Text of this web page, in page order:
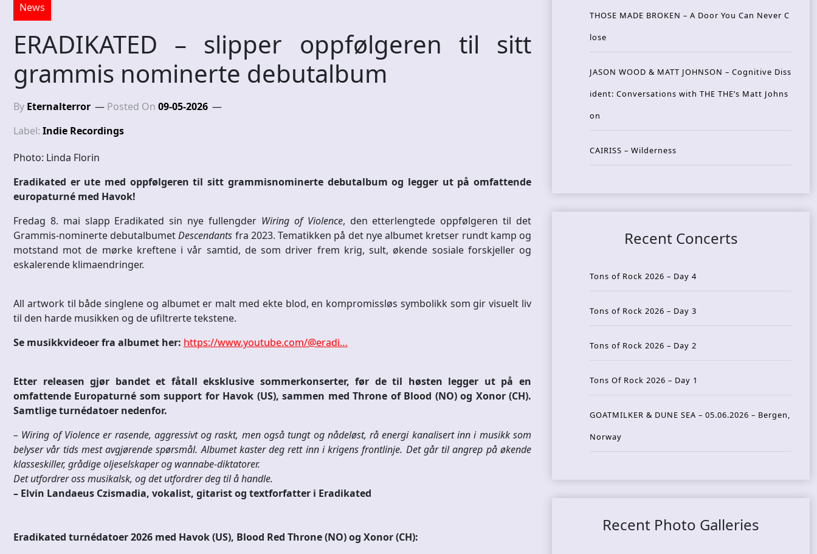
News
ERADIKATED – slipper oppfølgeren til sitt
grammis nominerte debutalbum
By Eternalterror Posted On 09-05-2026
Label: Indie Recordings
Photo: Linda Florin
Eradikated er ute med oppfølgeren til sitt grammisnominerte debutalbum og legger ut på omfattende
europaturné med Havok!
Fredag 8. mai slapp Eradikated sin nye fullengder Wiring of Violence, den etterlengtede oppfølgeren til det
Grammis-nominerte debutalbumetDescendants fra 2023. Tematikken på det nye albumet kretser rundt kamp og
motstand mot de mørke kreftene i vår samtid, de som driver frem krig, sult, økende sosiale forskjeller og
eskalerende klimaendringer.
All artwork til både singlene og albumet er malt med ekte blod, en kompromissløs symbolikk som gir visuelt liv
til den harde musikken og de ufiltrerte tekstene.
Se musikkvideoer fra albumet her: https://www.youtube.com/@eradi…
Etter releasen gjør bandet et fåtall eksklusive sommerkonserter, før de til høsten legger ut på en
omfattende Europaturné som support for Havok (US), sammen med Throne of Blood (NO) og Xonor (CH).
Samtlige turnédatoer nedenfor.
– Wiring of Violence er rasende, aggressivt og raskt, men også tungt og nådeløst, rå energi kanalisert inn i musikk som
belyser vår tids mest avgjørende spørsmål. Albumet kaster deg rett inn i krigens frontlinje. Det går til angrep på økende
klasseskiller, grådige oljeselskaper og wannabe-diktatorer.
Det utfordrer oss musikalsk, og det utfordrer deg til å handle.
– Elvin Landaeus Czismadia, vokalist, gitarist og textforfatter i Eradikated
Eradikated turnédatoer 2026 med Havok (US), Blood Red Throne (NO) og Xonor (CH):
THOSE MADE BROKEN – A Door You Can Never C
lose
JASON WOOD & MATT JOHNSON – Cognitive Diss
ident: Conversations with THE THE’s Matt Johns
on
CAIRISS – Wilderness
Recent Concerts
Tons of Rock 2026 – Day 4
Tons of Rock 2026 – Day 3
Tons of Rock 2026 – Day 2
Tons Of Rock 2026 – Day 1
GOATMILKER & DUNE SEA – 05.06.2026 – Bergen,
Norway
Recent Photo Galleries